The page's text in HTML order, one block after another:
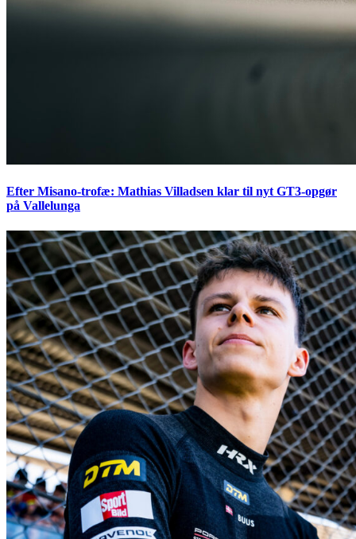
Efter Misano-trofæ: Mathias Villadsen klar til nyt GT3-opgør
på Vallelunga